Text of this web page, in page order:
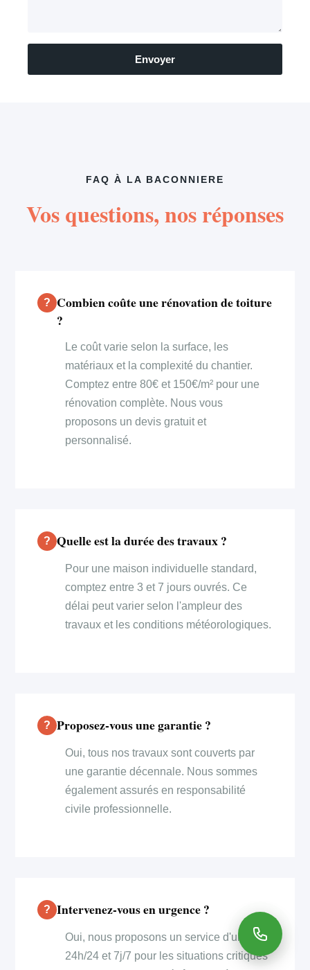
Envoyer
FAQ À LA BACONNIERE
Vos questions, nos réponses
Combien coûte une rénovation de toiture
?
Le coût varie selon la surface, les
matériaux et la complexité du chantier.
Comptez entre 80€ et 150€/m² pour une
rénovation complète. Nous vous
proposons un devis gratuit et
personnalisé.
Quelle est la durée des travaux ?
Pour une maison individuelle standard,
comptez entre 3 et 7 jours ouvrés. Ce
délai peut varier selon l'ampleur des
travaux et les conditions météorologiques.
Proposez-vous une garantie ?
Oui, tous nos travaux sont couverts par
une garantie décennale. Nous sommes
également assurés en responsabilité
civile professionnelle.
Intervenez-vous en urgence ?
Oui, nous proposons un service d'urgence
24h/24 et 7j/7 pour les situations critiques